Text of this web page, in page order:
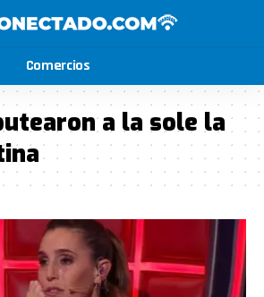
Comercios
a la sole la